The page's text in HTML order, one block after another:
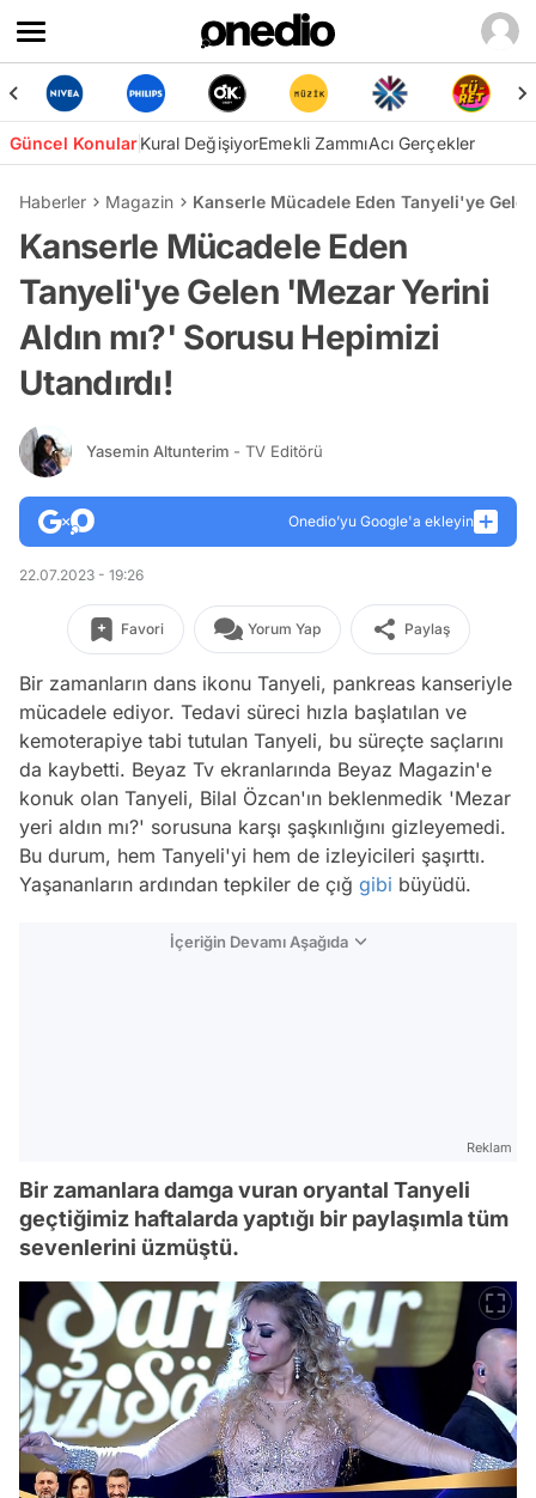
Güncel KonularKural DeğişiyorEmekli ZammıAcı Gerçekler
Haberler Magazin Kanserle Mücadele Eden Tanyeli'ye
Kanserle Mücadele Eden
Tanyeli'ye Gelen 'Mezar Yerini
Aldın mı?' Sorusu Hepimizi
Utandırdı!
Yasemin Altunterim - TV Editörü
Onedio’yu Google'a ekleyin
22.07.2023 - 19:26
Favori Yorum Yap Paylaş
Bir zamanların dans ikonu Tanyeli, pankreas kanseriyle
mücadele ediyor. Tedavi süreci hızla başlatılan ve
kemoterapiye tabi tutulan Tanyeli, bu süreçte saçlarını
da kaybetti. Beyaz Tv ekranlarında Beyaz Magazin'e
konuk olan Tanyeli, Bilal Özcan'ın beklenmedik 'Mezar
yeri aldın mı?' sorusuna karşı şaşkınlığını gizleyemedi.
Bu durum, hem Tanyeli'yi hem de izleyicileri şaşırttı.
Yaşananların ardından tepkiler de çığ gibi büyüdü.
İçeriğin Devamı Aşağıda
Reklam
Bir zamanlara damga vuran oryantal Tanyeli
geçtiğimiz haftalarda yaptığı bir paylaşımla tüm
sevenlerini üzmüştü.